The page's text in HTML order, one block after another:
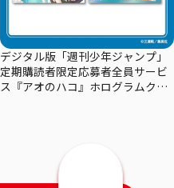
デジタル版「週刊少年ジャンプ」
定期購読者限定応募者全員サービ
ス『アオのハコ』ホログラムクリ